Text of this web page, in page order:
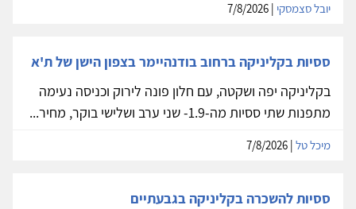
יובל סצמסקי
ססיות בקליניקה ברחוב בודנהיימר בצפון הישן של ת'א
בקליניקה יפה ושקטה, עם חלון פונה לירוק וכניסה נעימה
מתפנות שתי ססיות מה-1.9- שני ערב ושלישי בוקר, מחיר...
מיכל טל
ססיות להשכרה בקליניקה בגבעתיים